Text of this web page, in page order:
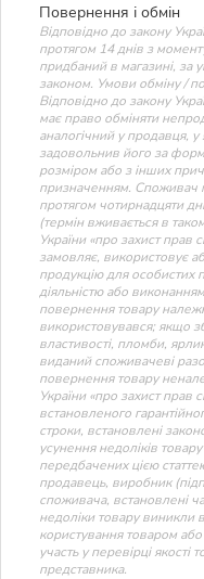
Повернення і обмін
Відповідно до закону
протягом 14 днів з
придбаний в магазині, за
законом. Умови обміну /
Відповідно до закону
має право обміняти
аналогічний у продавця,
задовольнив його за
розміром або з інших
призначенням. Споживач
протягом чотирнадцяти
(термін вживається в
України «про захист прав
замовляє, використовує
продукцію для особистих
діяльністю або
повернення товару
використовувався; якщо
властивості, пломби,
виданий споживачеві
повернення товару
України «про захист прав
встановленого
строки, встановлені
усунення недоліків
передбачених цією
продавець, виробник
споживача, встановлені
недоліки товару
користування товаром
участь у перевірці
представника.